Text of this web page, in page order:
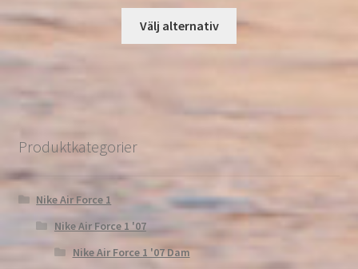
Välj alternativ
Produktkategorier
Nike Air Force 1
Nike Air Force 1 '07
Nike Air Force 1 '07 Dam